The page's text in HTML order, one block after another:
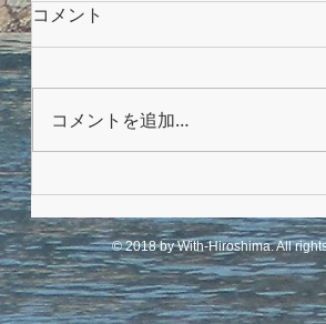
クリスマス交流会
コメント
コメントを追加…
© 2018 by With-Hiroshima. All